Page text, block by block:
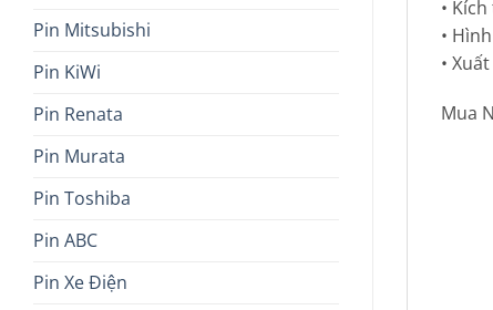
Pin Mitsubishi
Pin KiWi
Pin Renata
Pin Murata
Pin Toshiba
Pin ABC
Pin Xe Điện
•
•
•
Mua